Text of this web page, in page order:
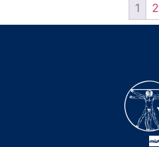
1 2